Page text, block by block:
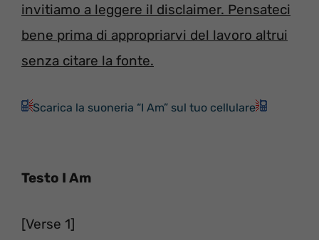
invitiamo a leggere il disclaimer. Pensateci
bene prima di appropriarvi del lavoro altrui
senza citare la fonte.
Scarica la suoneria “I Am” sul tuo cellulare
Testo I Am
[Verse 1]